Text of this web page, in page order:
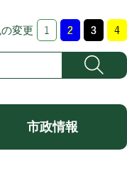
変更
市政情報